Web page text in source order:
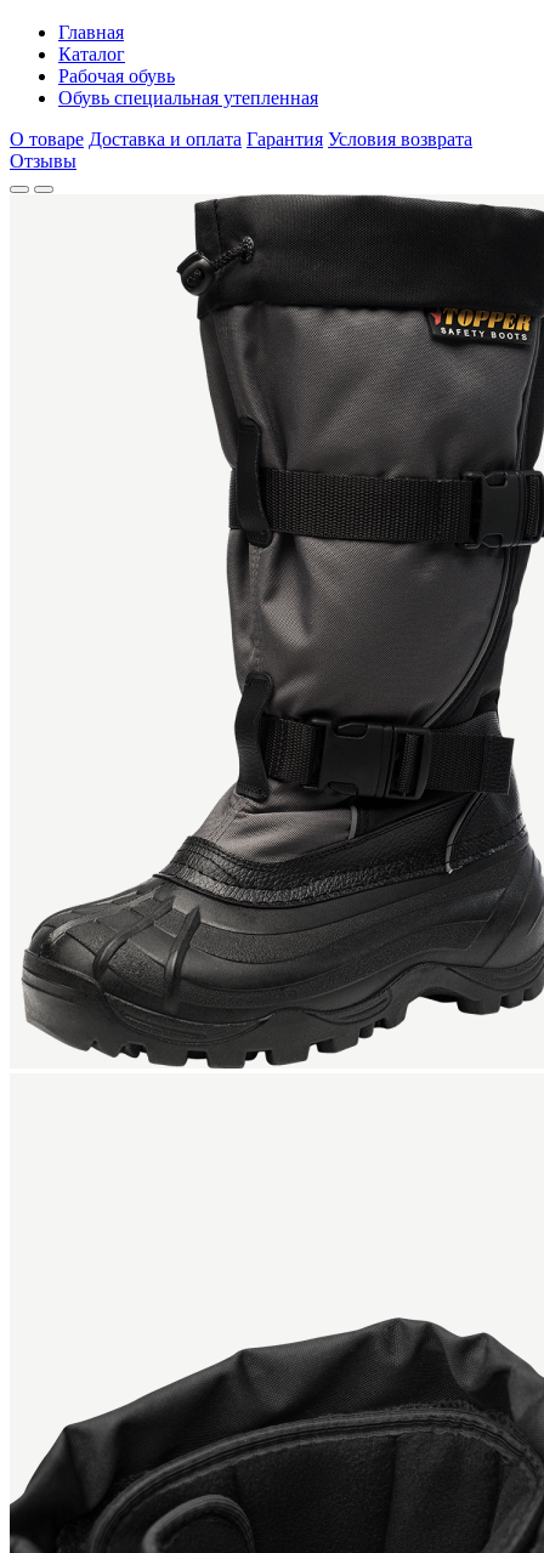
Главная
Каталог
Рабочая обувь
Обувь специальная утепленная
О товаре Доставка и оплата Гарантия Условия возврата
Отзывы